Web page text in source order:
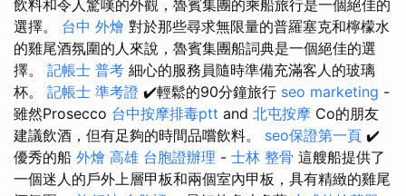
飲料和令人驚嘆的外觀，魯賓集團的乘船旅行是一個絕佳的
選擇。 台中 外燴 對於那些尋求無限量的普羅塞克和檸檬水
的雞尾酒氛圍的人來說，魯賓集團船詞典是一個絕佳的選
擇。 記帳士 普考 細心的服務員隨時準備充滿客人的玻璃
杯。 記帳士 準考證 ✔️輕鬆的90分鐘旅行 seo marketing -
雖然Prosecco 台中按摩排毒ptt and 北屯按摩 Co的朋友
建議飲酒，但有足夠的時間品嚐飲料。 seo保證第一頁 ✔️
優秀的船 外燴 高雄 台胞證辦理 - 士林 整骨 這艘船提供了
一個迷人的戶外上層甲板和兩個室內甲板，具有精緻的雞尾